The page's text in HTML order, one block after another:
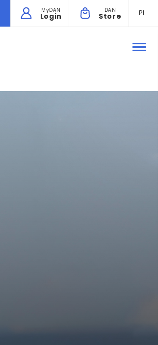
PL
DAN
Store
MyDAN
Login